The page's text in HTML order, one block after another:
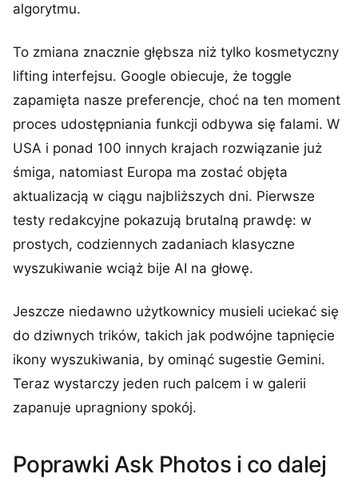
algorytmu.
To zmiana znacznie głębsza niż tylko kosmetyczny
lifting interfejsu. Google obiecuje, że toggle
zapamięta nasze preferencje, choć na ten moment
proces udostępniania funkcji odbywa się falami. W
USA i ponad 100 innych krajach rozwiązanie już
śmiga, natomiast Europa ma zostać objęta
aktualizacją w ciągu najbliższych dni. Pierwsze
testy redakcyjne pokazują brutalną prawdę: w
prostych, codziennych zadaniach klasyczne
wyszukiwanie wciąż bije AI na głowę.
Jeszcze niedawno użytkownicy musieli uciekać się
do dziwnych trików, takich jak podwójne tapnięcie
ikony wyszukiwania, by ominąć sugestie Gemini.
Teraz wystarczy jeden ruch palcem i w galerii
zapanuje upragniony spokój.
Poprawki Ask Photos i co dalej